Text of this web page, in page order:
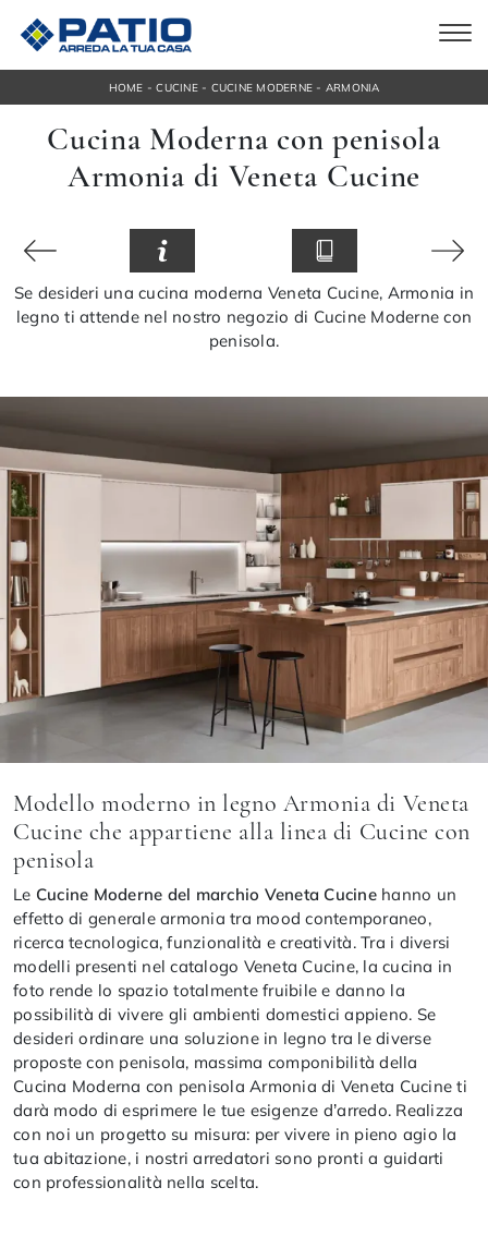
HOME -CUCINE- CUCINE MODERNE - ARMONIA
Cucina Moderna con penisola
Armonia di Veneta Cucine
Se desideri una cucina moderna Veneta Cucine, Armonia in
legno ti attende nel nostro negozio di Cucine Moderne con
penisola.
Modello moderno in legno Armonia di Veneta
Cucine che appartiene alla linea di Cucine con
penisola
Le Cucine Moderne del marchio Veneta Cucinehanno un
effetto di generale armonia tra mood contemporaneo,
ricerca tecnologica, funzionalità e creatività. Tra i diversi
modelli presenti nel catalogo Veneta Cucine, la cucina in
foto rende lo spazio totalmente fruibile e danno la
possibilità di vivere gli ambienti domestici appieno. Se
desideri ordinare una soluzione in legno tra le diverse
proposte con penisola, massima componibilità della
Cucina Moderna con penisola Armonia di Veneta Cucine ti
darà modo di esprimere le tue esigenze d’arredo. Realizza
con noi un progetto su misura: per vivere in pieno agio la
tua abitazione, i nostri arredatori sono pronti a guidarti
con professionalità nella scelta.